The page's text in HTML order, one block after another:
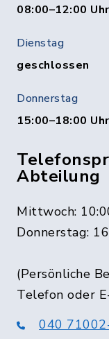
08:00–12:00 Uhr
Dienstag
geschlossen
Donnerstag
15:00–18:00 Uhr
Abteilung
Mittwoch:
Donnerstag:
(Persönliche
Telefon oder
040